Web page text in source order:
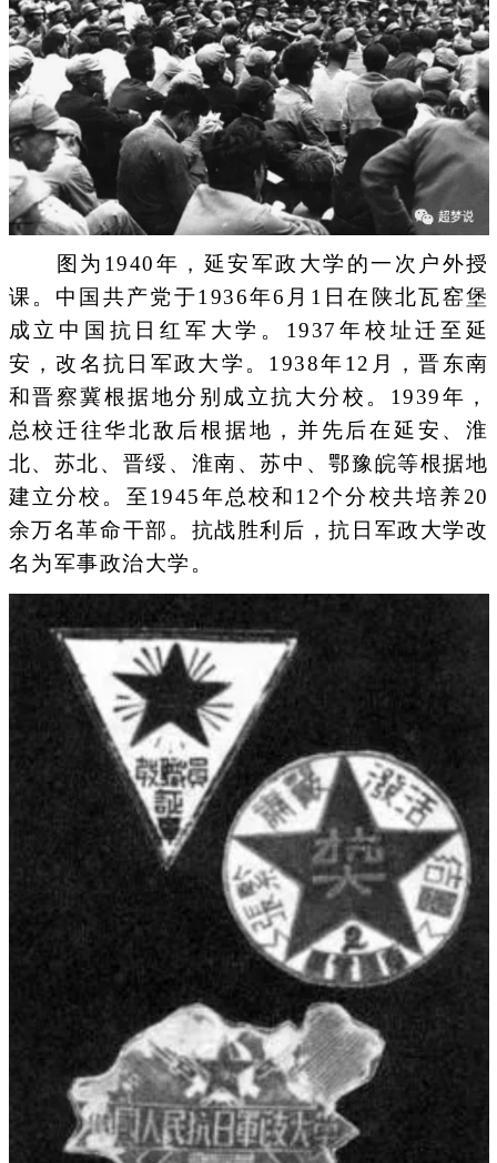
图为1940年，延安军政大学的一次户外授
课。中国共产党于1936年6月1日在陕北瓦窑堡
成立中国抗日红军大学。1937年校址迁至延
安，改名抗日军政大学。1938年12月，晋东南
和晋察冀根据地分别成立抗大分校。1939年，
总校迁往华北敌后根据地，并先后在延安、淮
北、苏北、晋绥、淮南、苏中、鄂豫皖等根据地
建立分校。至1945年总校和12个分校共培养20
余万名革命干部。抗战胜利后，抗日军政大学改
名为军事政治大学。